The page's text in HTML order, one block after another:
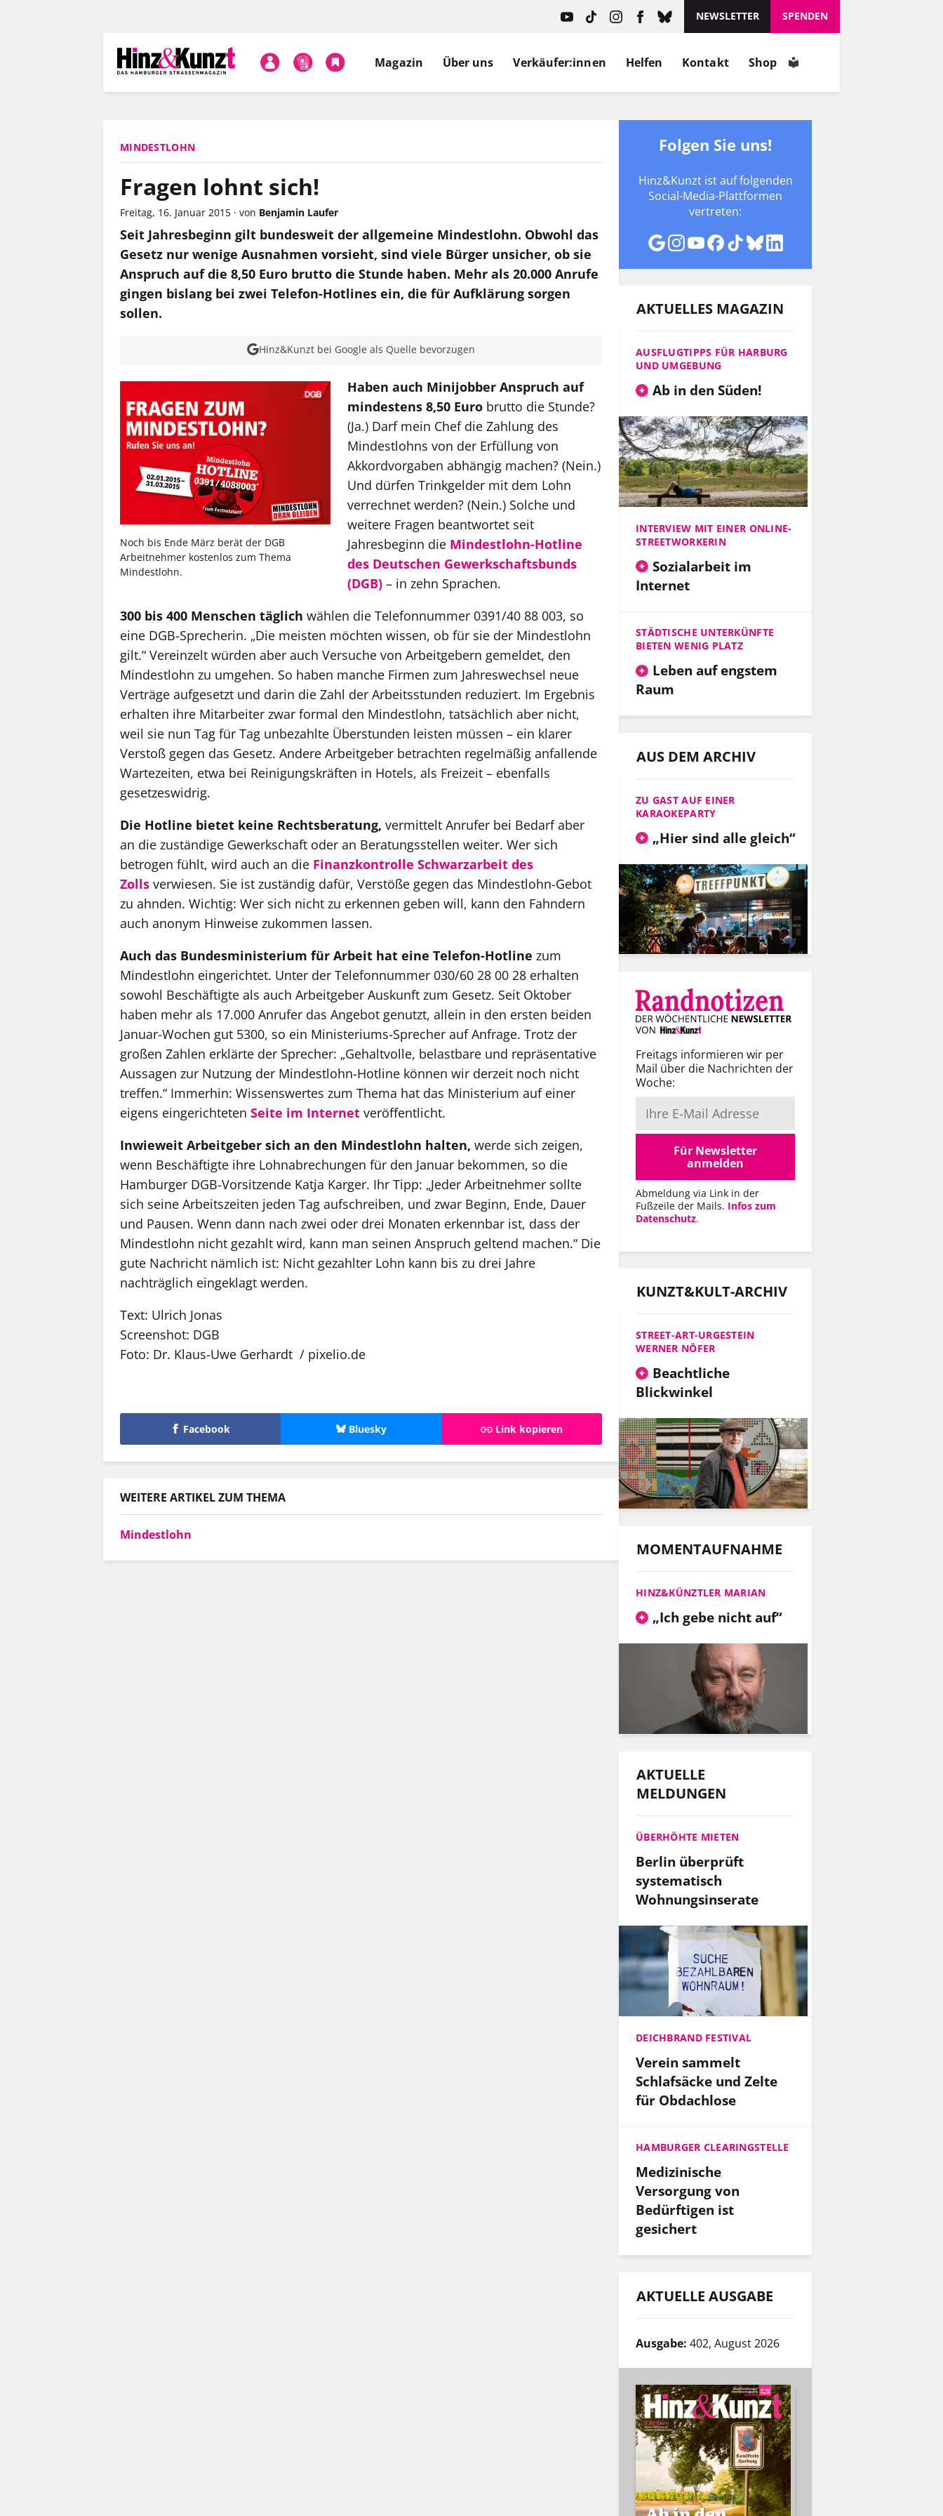
NEWSLETTER SPENDEN
Magazin Über uns Verkäufer:innen Helfen Kontakt Shop
MINDESTLOHN
Fragen lohnt sich!
Freitag, 16. Januar 2015 · von Benjamin Laufer
Seit Jahresbeginn gilt bundesweit der allgemeine Mindestlohn. Obwohl das
Gesetz nur wenige Ausnahmen vorsieht, sind viele Bürger unsicher, ob sie
Anspruch auf die 8,50 Euro brutto die Stunde haben. Mehr als 20.000 Anrufe
gingen bislang bei zwei Telefon-Hotlines ein, die für Aufklärung sorgen
sollen.
Hinz&Kunzt bei Google als Quelle bevorzugen
Noch bis Ende März berät der DGB
Arbeitnehmer kostenlos zum Thema
Mindestlohn.
Haben auch Minijobber Anspruch auf
mindestens 8,50 Euro brutto die Stunde?
(Ja.) Darf mein Chef die Zahlung des
Mindestlohns von der Erfüllung von
Akkordvorgaben abhängig machen? (Nein.)
Und dürfen Trinkgelder mit dem Lohn
verrechnet werden? (Nein.) Solche und
weitere Fragen beantwortet seit
Jahresbeginn die Mindestlohn-Hotline
des Deutschen Gewerkschaftsbunds
(DGB) – in zehn Sprachen.
300 bis 400 Menschen täglich wählen die Telefonnummer 0391/40 88 003, so
eine DGB-Sprecherin. „Die meisten möchten wissen, ob für sie der Mindestlohn
gilt.“ Vereinzelt würden aber auch Versuche von Arbeitgebern gemeldet, den
Mindestlohn zu umgehen. So haben manche Firmen zum Jahreswechsel neue
Verträge aufgesetzt und darin die Zahl der Arbeitsstunden reduziert. Im Ergebnis
erhalten ihre Mitarbeiter zwar formal den Mindestlohn, tatsächlich aber nicht,
weil sie nun Tag für Tag unbezahlte Überstunden leisten müssen – ein klarer
Verstoß gegen das Gesetz. Andere Arbeitgeber betrachten regelmäßig anfallende
Wartezeiten, etwa bei Reinigungskräften in Hotels, als Freizeit – ebenfalls
gesetzeswidrig.
Die Hotline bietet keine Rechtsberatung, vermittelt Anrufer bei Bedarf aber
an die zuständige Gewerkschaft oder an Beratungsstellen weiter. Wer sich
betrogen fühlt, wird auch an die Finanzkontrolle Schwarzarbeit des
Zolls verwiesen. Sie ist zuständig dafür, Verstöße gegen das Mindestlohn-Gebot
zu ahnden. Wichtig: Wer sich nicht zu erkennen geben will, kann den Fahndern
auch anonym Hinweise zukommen lassen.
Auch das Bundesministerium für Arbeit hat eine Telefon-Hotline zum
Mindestlohn eingerichtet. Unter der Telefonnummer 030/60 28 00 28 erhalten
sowohl Beschäftigte als auch Arbeitgeber Auskunft zum Gesetz. Seit Oktober
haben mehr als 17.000 Anrufer das Angebot genutzt, allein in den ersten beiden
Januar-Wochen gut 5300, so ein Ministeriums-Sprecher auf Anfrage. Trotz der
großen Zahlen erklärte der Sprecher: „Gehaltvolle, belastbare und repräsentative
Aussagen zur Nutzung der Mindestlohn-Hotline können wir derzeit noch nicht
treffen.“ Immerhin: Wissenswertes zum Thema hat das Ministerium auf einer
eigens eingerichteten Seite im Internet veröffentlicht.
Inwieweit Arbeitgeber sich an den Mindestlohn halten, werde sich zeigen,
wenn Beschäftigte ihre Lohnabrechungen für den Januar bekommen, so die
Hamburger DGB-Vorsitzende Katja Karger. Ihr Tipp: „Jeder Arbeitnehmer sollte
sich seine Arbeitszeiten jeden Tag aufschreiben, und zwar Beginn, Ende, Dauer
und Pausen. Wenn dann nach zwei oder drei Monaten erkennbar ist, dass der
Mindestlohn nicht gezahlt wird, kann man seinen Anspruch geltend machen.“ Die
gute Nachricht nämlich ist: Nicht gezahlter Lohn kann bis zu drei Jahre
nachträglich eingeklagt werden.
Text: Ulrich Jonas
Screenshot: DGB
Foto: Dr. Klaus-Uwe Gerhardt / pixelio.de
Facebook Bluesky Link kopieren
WEITERE ARTIKEL ZUM THEMA
Mindestlohn
Folgen Sie uns!
Hinz&Kunzt ist auf folgenden
Social-Media-Plattformen
vertreten:
AKTUELLES MAGAZIN
AUSFLUGTIPPS FÜR HARBURG
UND UMGEBUNG
Ab in den Süden!
INTERVIEW MIT EINER ONLINE-
STREETWORKERIN
Sozialarbeit im
Internet
STÄDTISCHE UNTERKÜNFTE
BIETEN WENIG PLATZ
Leben auf engstem
Raum
AUS DEM ARCHIV
ZU GAST AUF EINER
KARAOKEPARTY
„Hier sind alle gleich“
Freitags informieren wir per
Mail über die Nachrichten der
Woche:
Für Newsletter
anmelden
Abmeldung via Link in der
Fußzeile der Mails. Infos zum
Datenschutz.
KUNZT&KULT-ARCHIV
STREET-ART-URGESTEIN
WERNER NÖFER
Beachtliche
Blickwinkel
MOMENTAUFNAHME
HINZ&KÜNZTLER MARIAN
„Ich gebe nicht auf“
AKTUELLE
MELDUNGEN
ÜBERHÖHTE MIETEN
Berlin überprüft
systematisch
Wohnungsinserate
DEICHBRAND FESTIVAL
Verein sammelt
Schlafsäcke und Zelte
für Obdachlose
HAMBURGER CLEARINGSTELLE
Medizinische
Versorgung von
Bedürftigen ist
gesichert
AKTUELLE AUSGABE
Ausgabe: 402, August 2026